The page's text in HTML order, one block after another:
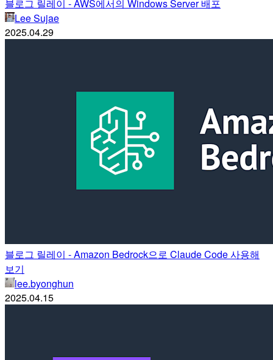
블로그 릴레이 - AWS에서의 Windows Server 배포
Lee Sujae
2025.04.29
블로그 릴레이 - Amazon Bedrock으로 Claude Code 사용해
보기
lee.byonghun
2025.04.15